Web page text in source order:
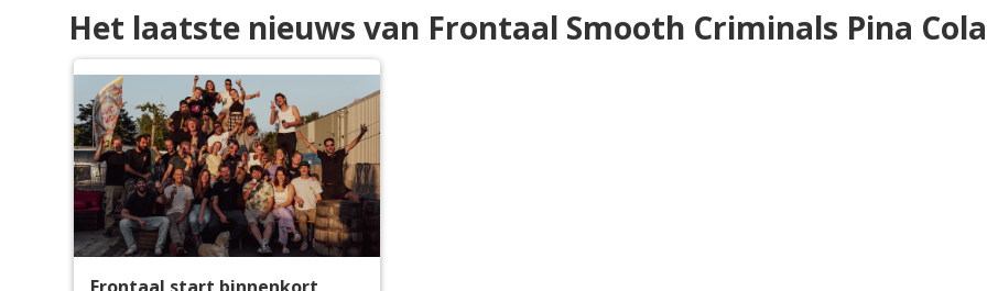
Het laatste nieuws van Frontaal Smooth Criminals Pina
Frontaal start binnenkort